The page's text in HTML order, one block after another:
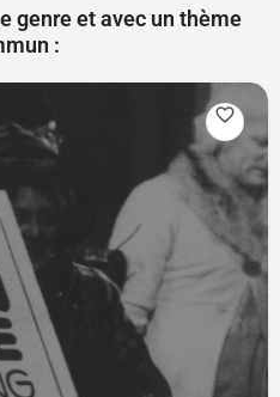
genre et avec un thème
: